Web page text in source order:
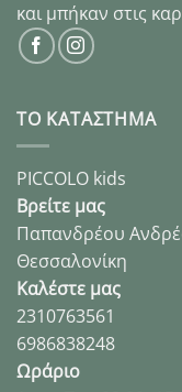
και μπήκαν στις
ΤΟ ΚΑΤΑΣΤΗΜΑ
PICCOLO kids
Βρείτε μας
Παπανδρέου
Θεσσαλονίκη
Καλέστε μας
2310763561
6986838248
Ωράριο